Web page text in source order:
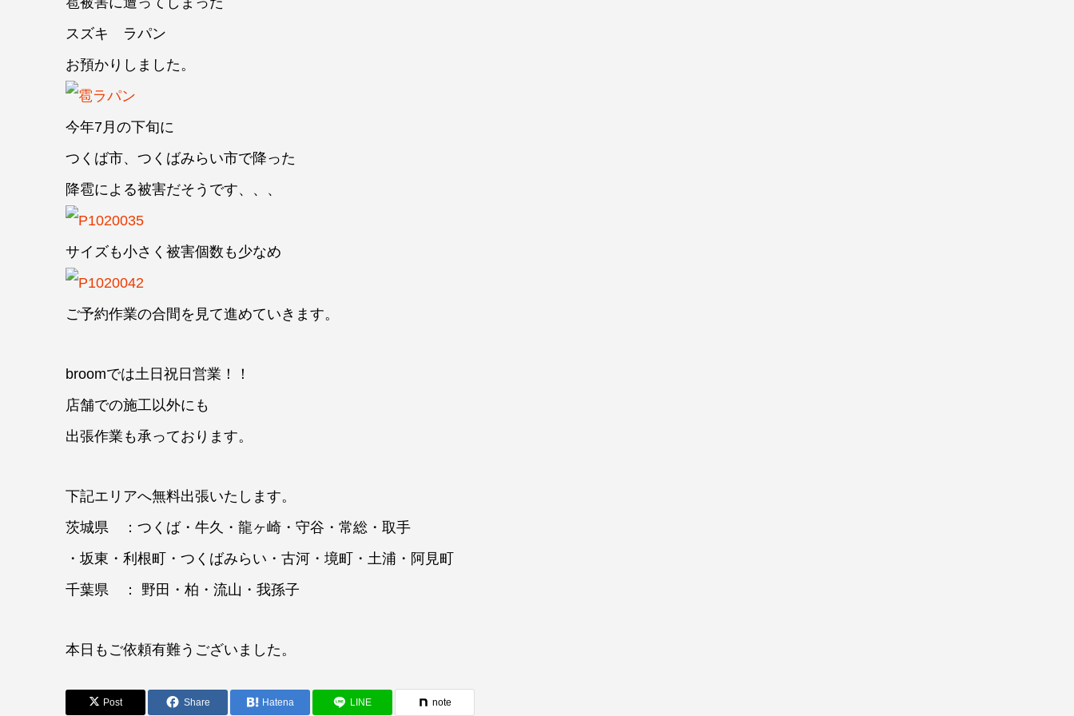
スズキ ラパン
お預かりしました。
今年7月の下旬に
つくば市、つくばみらい市で降った
降雹による被害だそうです、、、
サイズも小さく被害個数も少なめ
ご予約作業の合間を見て進めていきます。
broomでは土日祝日営業！！
店舗での施工以外にも
出張作業も承っております。
下記エリアへ無料出張いたします。
茨城県 ：つくば・牛久・龍ヶ崎・守谷・常総・取手
・坂東・利根町・つくばみらい・古河・境町・土浦・阿見町
千葉県 ： 野田・柏・流山・我孫子
本日もご依頼有難うございました。
Post Share Hatena LINE note